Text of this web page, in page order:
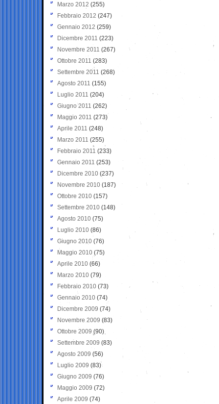
Marzo 2012 (255)
Febbraio 2012 (247)
Gennaio 2012 (259)
Dicembre 2011 (223)
Novembre 2011 (267)
Ottobre 2011 (283)
Settembre 2011 (268)
Agosto 2011 (155)
Luglio 2011 (204)
Giugno 2011 (262)
Maggio 2011 (273)
Aprile 2011 (248)
Marzo 2011 (255)
Febbraio 2011 (233)
Gennaio 2011 (253)
Dicembre 2010 (237)
Novembre 2010 (187)
Ottobre 2010 (157)
Settembre 2010 (148)
Agosto 2010 (75)
Luglio 2010 (86)
Giugno 2010 (76)
Maggio 2010 (75)
Aprile 2010 (66)
Marzo 2010 (79)
Febbraio 2010 (73)
Gennaio 2010 (74)
Dicembre 2009 (74)
Novembre 2009 (83)
Ottobre 2009 (90)
Settembre 2009 (83)
Agosto 2009 (56)
Luglio 2009 (83)
Giugno 2009 (76)
Maggio 2009 (72)
Aprile 2009 (74)